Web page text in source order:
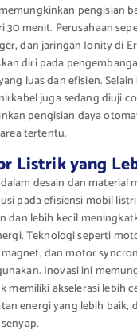
pengisian
30 menit. Perusahaan
dan jaringan Ionity di
diri pada
luas dan efisien.
juga sedang diuji
pengisian daya
tertentu.
Listrik yang
desain dan material
pada efisiensi mobil
dan lebih kecil
Teknologi seperti
dan motor
Inovasi ini
memiliki akselerasi lebih
energi yang lebih baik,